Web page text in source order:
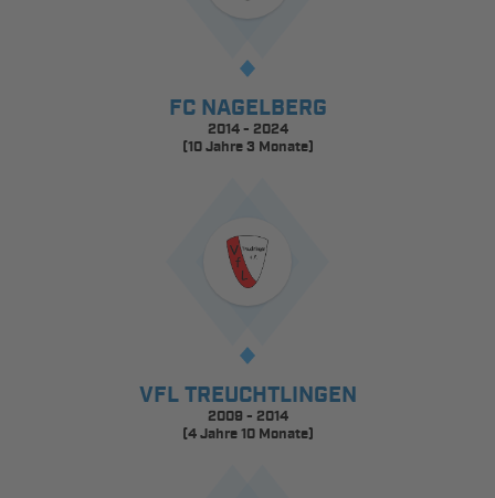
FC NAGELBERG
2014 - 2024
(10 Jahre 3 Monate)
VFL TREUCHTLINGEN
2009 - 2014
(4 Jahre 10 Monate)